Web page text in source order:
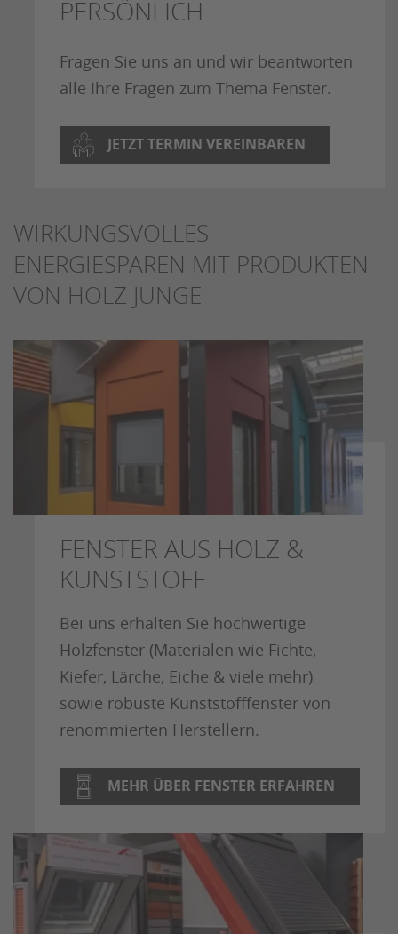
PERSÖNLICH
Fragen Sie uns an und wir beantworten
alle Ihre Fragen zum Thema Fenster.
JETZT TERMIN VEREINBAREN
WIRKUNGSVOLLES
ENERGIESPAREN MIT PRODUKTEN
VON HOLZ JUNGE
FENSTER AUS HOLZ &
KUNSTSTOFF
Bei uns erhalten Sie hochwertige
Holzfenster (Materialen wie Fichte,
Kiefer, Lärche, Eiche & viele mehr)
sowie robuste Kunststofffenster von
renommierten Herstellern.
MEHR ÜBER FENSTER ERFAHREN